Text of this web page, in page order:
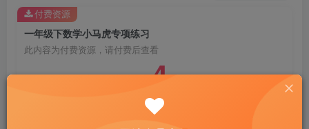
一年级下数学小马虎专项练习
此内容为付费资源，请付费后查看
4
付费资源